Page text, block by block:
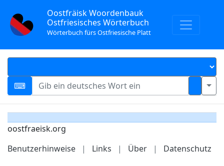
Oostfräisk Woordenbauk
Ostfriesisches Wörterbuch
Wörterbuch fürs Ostfriesische Platt
oostfraeisk.org
Benutzerhinweise
| Links | Über | Datenschutz